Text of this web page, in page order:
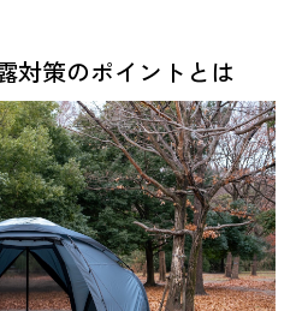
対策のポイントとは